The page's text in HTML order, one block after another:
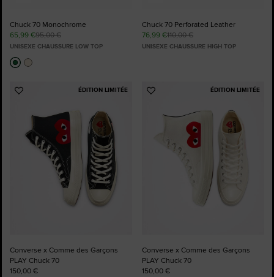
Chuck 70 Monochrome
65,99 €95,00 €
UNISEXE CHAUSSURE LOW TOP
Chuck 70 Perforated Leather
76,99 €110,00 €
UNISEXE CHAUSSURE HIGH TOP
ÉDITION LIMITÉE
Ajouter
favoris
Converse x Comme des Garçons
PLAY Chuck 70
150,00 €
ÉDITION LIMITÉE
Ajouter
favoris
Converse x Comme des Garçons
PLAY Chuck 70
150,00 €